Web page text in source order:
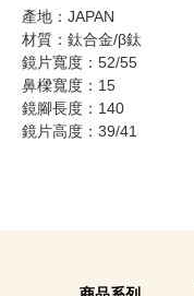
產地：JAPAN
材質：鈦合金/β鈦
鏡片寬度：52/55
鼻樑寬度：15
鏡腳長度：140
鏡片高度：39/41